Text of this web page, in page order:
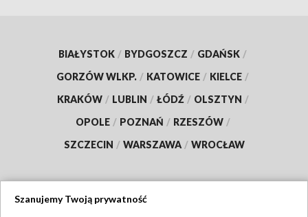
BIAŁYSTOK / BYDGOSZCZ / GDAŃSK /
GORZÓW WLKP. / KATOWICE / KIELCE /
KRAKÓW / LUBLIN / ŁÓDŹ / OLSZTYN /
OPOLE / POZNAŃ / RZESZÓW /
SZCZECIN / WARSZAWA / WROCŁAW
Szanujemy Twoją prywatność